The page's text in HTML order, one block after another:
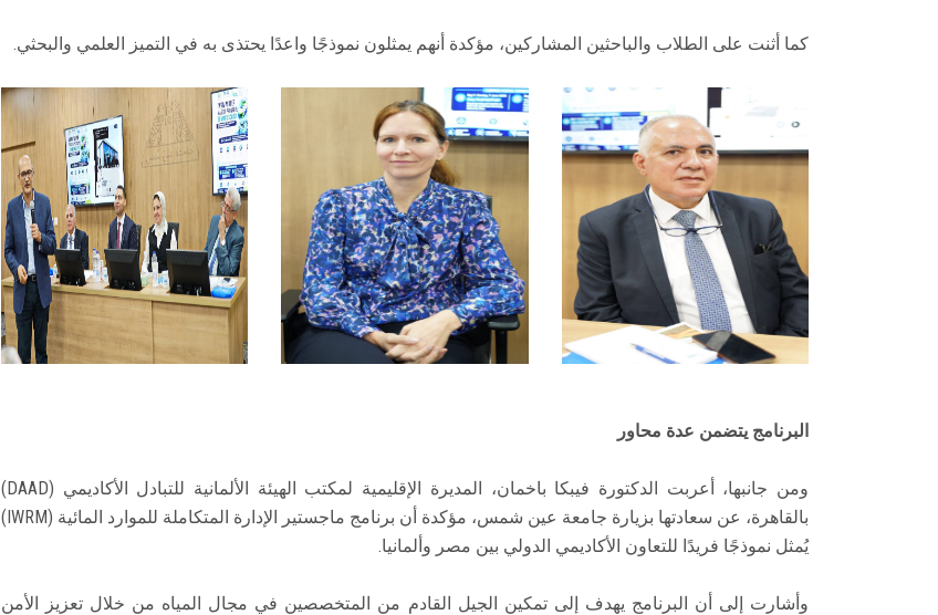
كما أثنت على الطلاب والباحثين المشاركين، مؤكدة أنهم يمثلون نموذجًا واعدًا يحتذى به في التميز العلمي والبحثي.
البرنامج يتضمن عدة محاور
ومن جانبها، أعربت الدكتورة فيبكا باخمان، المديرة الإقليمية لمكتب الهيئة الألمانية للتبادل الأكاديمي (DAAD)
بالقاهرة، عن سعادتها بزيارة جامعة عين شمس، مؤكدة أن برنامج ماجستير الإدارة المتكاملة للموارد المائية (IWRM)
يُمثل نموذجًا فريدًا للتعاون الأكاديمي الدولي بين مصر وألمانيا.
وأشارت إلى أن البرنامج يهدف إلى تمكين الجيل القادم من المتخصصين في مجال المياه من خلال تعزيز الأمن